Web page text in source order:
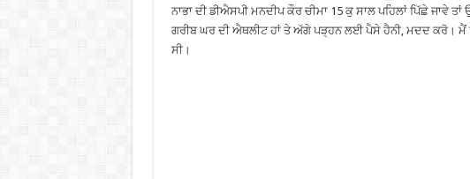
ਨਾਭਾ ਦੀ ਡੀਐਸਪੀ ਮਨਦੀਪ ਕੌਰ ਚੀਮਾ 15 ਕੁ ਸਾਲ ਪਹਿਲਾਂ ਪਿੱਛੇ
ਗਰੀਬ ਘਰ ਦੀ ਐਥਲੀਟ ਹਾਂ ਤੇ ਅੱਗੇ ਪੜ੍ਹਨ ਲਈ ਪੈਸੇ ਹੈਨੀ, ਮਦਦ ਕਰੋ। ਮੈਂ
ਸੀ।